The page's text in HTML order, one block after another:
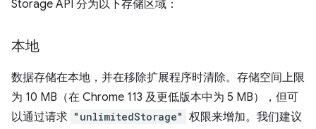
Storage API 分为以下存储区域：
本地
数据存储在本地，并在移除扩展程序时清除。存储空间上限
为 10 MB（在 Chrome 113 及更低版本中为 5 MB），但可
以通过请求 "unlimitedStorage" 权限来增加。我们建议